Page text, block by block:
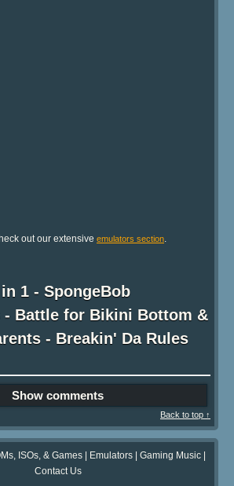
out our extensive emulators section.
1 - SpongeBob
- Battle for Bikini Bottom &
- Breakin' Da Rules
Show comments
Back to top ↑
ISOs, & Games| Emulators| Gaming Music|
Contact Us